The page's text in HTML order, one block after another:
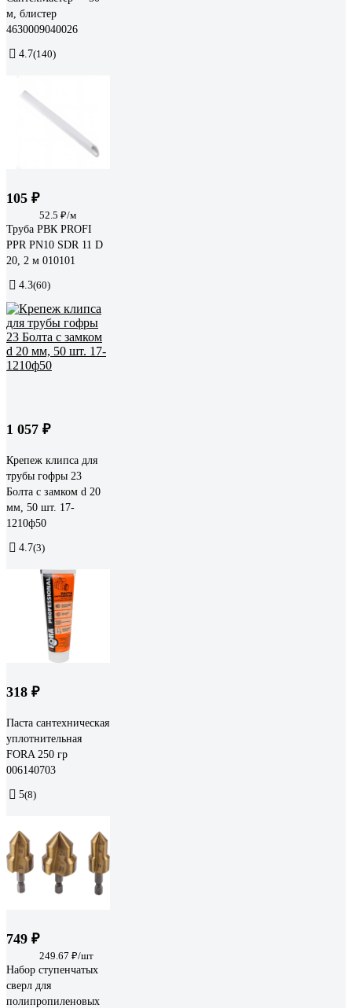
м, блистер
4630009040026
4.7(140)
105 ₽
52.5 ₽/м
Труба РВК PROFI
PPR PN10 SDR 11 D
20, 2 м 010101
4.3(60)
1 057 ₽
Крепеж клипса для
трубы гофры 23
Болта с замком d 20
мм, 50 шт. 17-
1210ф50
4.7(3)
318 ₽
Паста сантехническая
уплотнительная
FORA 250 гр
006140703
5(8)
749 ₽
249.67 ₽/шт
Набор ступенчатых
сверл для
полипропиленовых